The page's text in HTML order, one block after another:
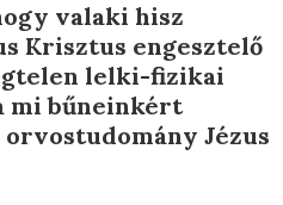
valaki hisz
Krisztus engesztelő
lelki-fizikai
mi bűneinkért
Jézus